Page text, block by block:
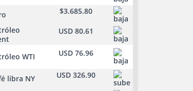
$3.685.80
USD 80.61
WTI USD 76.96
libra NY USD 326.90